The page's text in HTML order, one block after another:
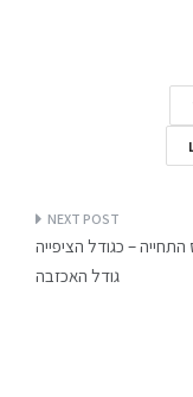
– כגודל הציפייה
גודל האכזבה